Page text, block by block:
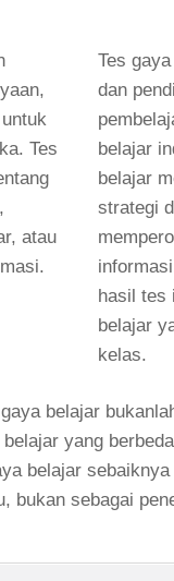
Tes
atau
Tes
dan
belajar
belajar
strategi
hasil tes
belajar
kelas.
belajar
yang
belajar
bukan sebagai